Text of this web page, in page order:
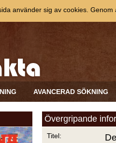
AVANCERAD SÖKNING
Övergripande
Titel:
använder sig av cookies.